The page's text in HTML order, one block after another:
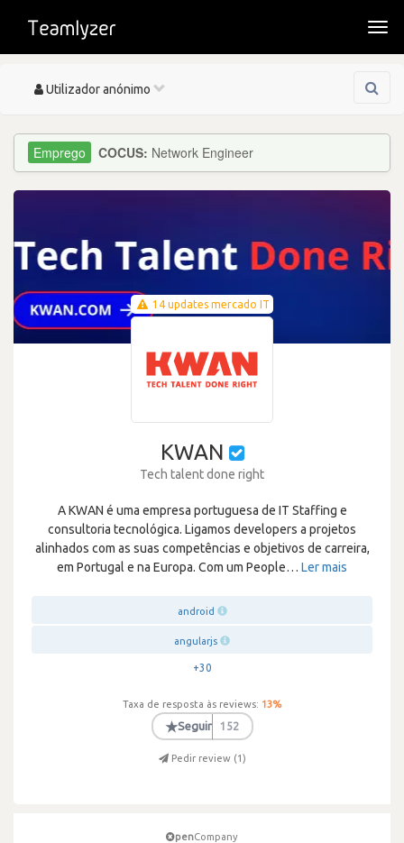
Toggle
Utilizador anónimo
COCUS: Network Engineer
14 updates mercado IT
KWAN
Tech talent done right
A KWAN é uma empresa portuguesa de IT Staffing e
consultoria tecnológica. Ligamos developers a projetos
alinhados com as suas competências e objetivos de carreira,
em Portugal e na Europa. Com um People… Ler mais
android
angularjs
+30
Taxa de resposta às reviews: 13%
★Seguir 152
Pedir review (1)
penCompany